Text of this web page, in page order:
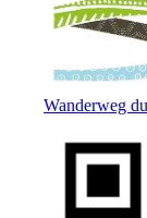
Wanderweg